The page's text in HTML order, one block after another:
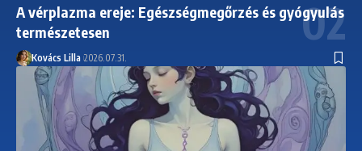
A vérplazma ereje: Egészségmegőrzés és gyógyulás
természetesen
Kovács Lilla 2026.07.31.